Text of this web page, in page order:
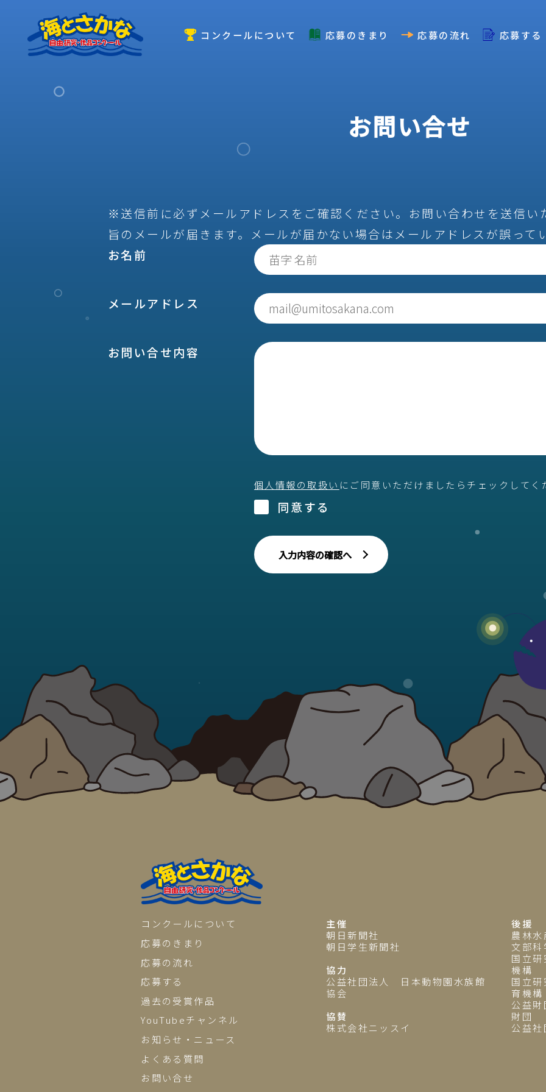
コンクールについて 応募のきまり 応募の流れ 応募する
お問い合せ
※送信前に必ずメールアドレスをご確認ください。お問い合わせを送信い
旨のメールが届きます。メールが届かない場合はメールアドレスが誤って
お名前
メールアドレス
お問い合せ内容
個人情報の取扱い にご同意いただけましたらチェックしてく
同意する
コンクールについて
応募のきまり
応募の流れ
応募する
過去の受賞作品
YouTubeチャンネル
お知らせ・ニュース
よくある質問
お問い合せ
主催
朝日新聞社
朝日学生新聞社
協力
公益社団法人 日本動物園水族館
協会
協賛
株式会社ニッスイ
後援
農林
文部科
国立
機構
国立
育機構
公益
財団
公益